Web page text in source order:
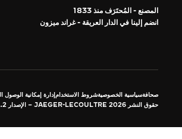
المصنع - المُحتَرَف منذ 1833
انضم إلينا في الدار العريقة - غراند ميزون
صحافةسياسية الخصوصيةشروط الاستخدامإدارة إمكانية الوصول
حقوق النشر JAEGER-LECOULTRE 2026
الإصدار 102.34.2